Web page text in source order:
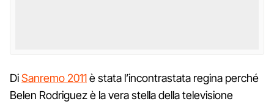
DiSanremo 2011è stata l’incontrastata regina perché
Belen Rodriguez è la vera stella della televisione